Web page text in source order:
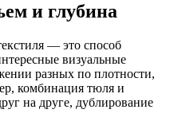
и глубина
— это способ
визуальные
разных по плотности,
комбинация тюля и
на друге, дублирование